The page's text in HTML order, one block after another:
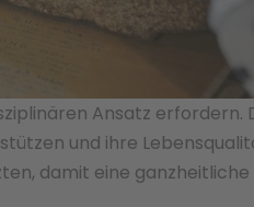
Ansatz erfordern.
und ihre
damit eine